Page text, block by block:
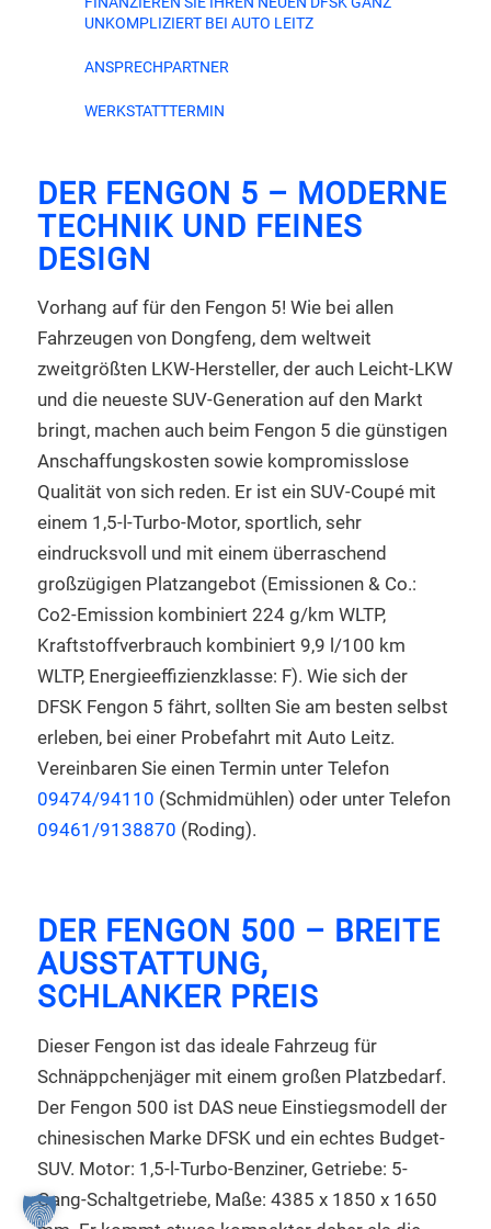
UNKOMPLIZIERT BEI AUTO LEITZ
ANSPRECHPARTNER
WERKSTATTTERMIN
DER FENGON 5 – MODERNE
TECHNIK UND FEINES
DESIGN
Vorhang auf für den Fengon 5! Wie bei allen
Fahrzeugen von Dongfeng, dem weltweit
zweitgrößten LKW-Hersteller, der auch Leicht-LKW
und die neueste SUV-Generation auf den Markt
bringt, machen auch beim Fengon 5 die günstigen
Anschaffungskosten sowie kompromisslose
Qualität von sich reden. Er ist ein SUV-Coupé mit
einem 1,5-l-Turbo-Motor, sportlich, sehr
eindrucksvoll und mit einem überraschend
großzügigen Platzangebot (Emissionen & Co.:
Co2-Emission kombiniert 224 g/km WLTP,
Kraftstoffverbrauch kombiniert 9,9 l/100 km
WLTP, Energieeffizienzklasse: F). Wie sich der
DFSK Fengon 5 fährt, sollten Sie am besten selbst
erleben, bei einer Probefahrt mit Auto Leitz.
Vereinbaren Sie einen Termin unter Telefon
09474/94110 (Schmidmühlen) oder unter Telefon
09461/9138870 (Roding).
DER FENGON 500 – BREITE
AUSSTATTUNG,
SCHLANKER PREIS
Dieser Fengon ist das ideale Fahrzeug für
Schnäppchenjäger mit einem großen Platzbedarf.
Der Fengon 500 ist DAS neue Einstiegsmodell der
chinesischen Marke DFSK und ein echtes Budget-
SUV. Motor: 1,5-l-Turbo-Benziner, Getriebe: 5-
Gang-Schaltgetriebe, Maße: 4385 x 1850 x 1650